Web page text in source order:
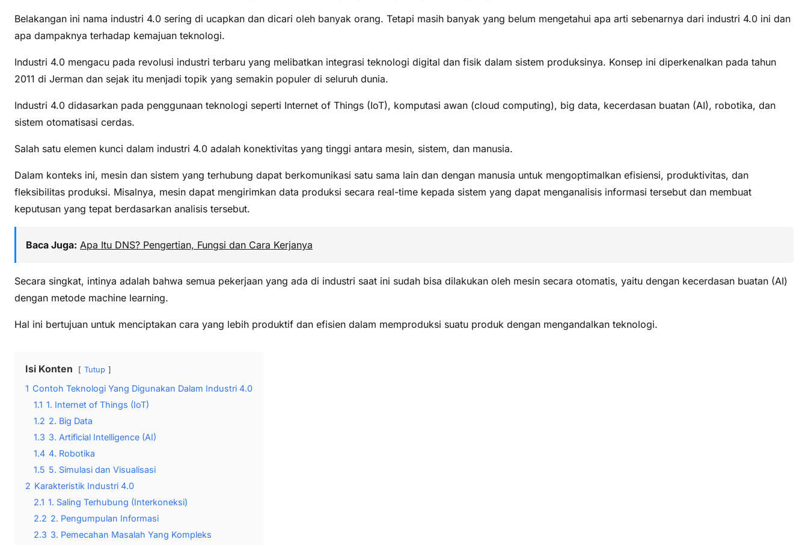
Belakangan ini nama industri 4.0 sering di ucapkan dan dicari oleh banyak orang. Tetapi masih banyak yang belum mengetahui apa arti sebenarnya dari industri 4.0 ini dan
apa dampaknya terhadap kemajuan teknologi.
Industri 4.0 mengacu pada revolusi industri terbaru yang melibatkan integrasi teknologi digital dan fisik dalam sistem produksinya. Konsep ini diperkenalkan pada tahun
2011 di Jerman dan sejak itu menjadi topik yang semakin populer di seluruh dunia.
Industri 4.0 didasarkan pada penggunaan teknologi seperti Internet of Things (IoT), komputasi awan (cloud computing), big data, kecerdasan buatan (AI), robotika, dan
sistem otomatisasi cerdas.
Salah satu elemen kunci dalam industri 4.0 adalah konektivitas yang tinggi antara mesin, sistem, dan manusia.
Dalam konteks ini, mesin dan sistem yang terhubung dapat berkomunikasi satu sama lain dan dengan manusia untuk mengoptimalkan efisiensi, produktivitas, dan
fleksibilitas produksi. Misalnya, mesin dapat mengirimkan data produksi secara real-time kepada sistem yang dapat menganalisis informasi tersebut dan membuat
keputusan yang tepat berdasarkan analisis tersebut.
Baca Juga: Apa Itu DNS? Pengertian, Fungsi dan Cara Kerjanya
Secara singkat, intinya adalah bahwa semua pekerjaan yang ada di industri saat ini sudah bisa dilakukan oleh mesin secara otomatis, yaitu dengan kecerdasan buatan (AI)
dengan metode machine learning.
Hal ini bertujuan untuk menciptakan cara yang lebih produktif dan efisien dalam memproduksi suatu produk dengan mengandalkan teknologi.
Isi Konten Tutup
1 Contoh Teknologi Yang Digunakan Dalam Industri 4.0
1.1 1. Internet of Things (IoT)
1.2 2. Big Data
1.3 3. Artificial Intelligence (AI)
1.4 4. Robotika
1.5 5. Simulasi dan Visualisasi
2 Karakteristik Industri 4.0
2.1 1. Saling Terhubung (Interkoneksi)
2.2 2. Pengumpulan Informasi
2.3 3. Pemecahan Masalah Yang Kompleks